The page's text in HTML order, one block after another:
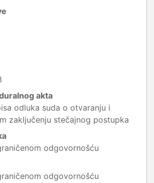
akta
odluka suda o otvaranju i
zaključenju stečajnog postupka
odgovornošću
odgovornošću